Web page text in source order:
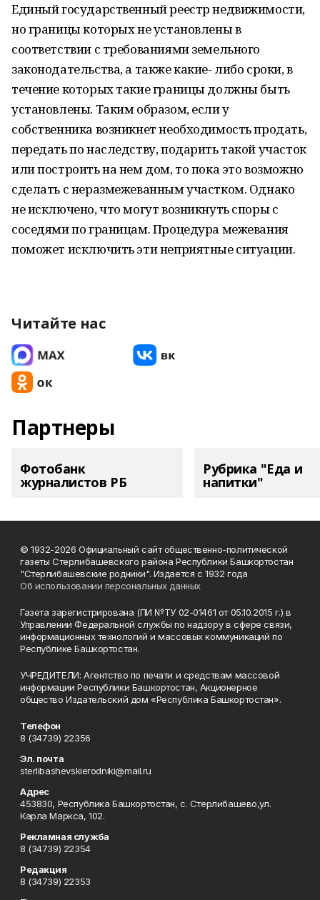
Единый государственный реестр недвижимости,
но границы которых не установлены в
соответствии с требованиями земельного
законодательства, а также какие- либо сроки, в
течение которых такие границы должны быть
установлены. Таким образом, если у
собственника возникнет необходимость продать,
передать по наследству, подарить такой участок
или построить на нем дом, то пока это возможно
сделать с неразмежеванным участком. Однако
не исключено, что могут возникнуть споры с
соседями по границам. Процедура межевания
поможет исключить эти неприятные ситуации.
Читайте нас
Партнеры
Фотобанк
журналистов РБ
Рубрика "Еда и
напитки"
© 1932-2026 Официальный сайт общественно-политической
газеты Стерлибашевского района Республики Башкортостан
"Стерлибашевские родники". Издается с 1932 года
Об использовании персональных данных
Газета зарегистрирована (ПИ №ТУ 02-01461 от 05.10.2015 г.) в
Управлении Федеральной службы по надзору в сфере связи,
информационных технологий и массовых коммуникаций по
Республике Башкортостан.
УЧРЕДИТЕЛИ: Агентство по печати и средствам массовой
информации Республики Башкортостан, Акционерное
общество Издательский дом «Республика Башкортостан».
Телефон
8 (34739) 22356
Эл. почта
sterlibashevskierodniki@mail.ru
Адрес
453830, Республика Башкортостан, c. Стерлибашево,ул.
Карла Маркса, 102.
Рекламная служба
8 (34739) 22354
Редакция
8 (34739) 22353